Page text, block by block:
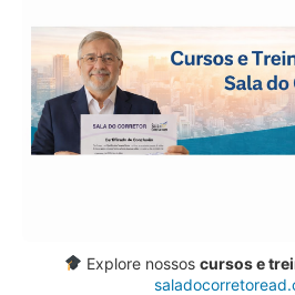
Explore nossos cursos e